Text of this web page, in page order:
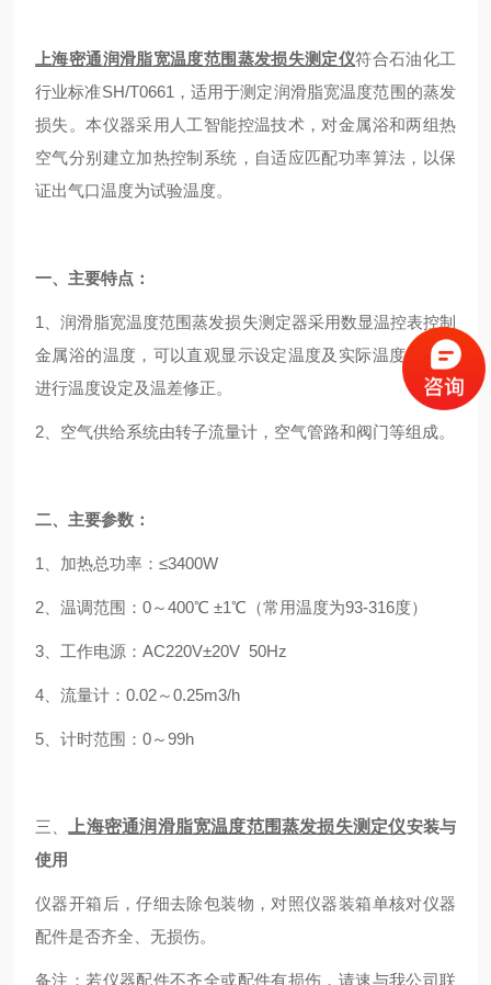
上海密通润滑脂宽温度范围蒸发损失测定仪符合石油化工
行业标准SH/T0661，适用于测定润滑脂宽温度范围的蒸发
损失。本仪器采用人工智能控温技术，对金属浴和两组热
空气分别建立加热控制系统，自适应匹配功率算法，以保
证出气口温度为试验温度。
一、主要特点：
1、润滑脂宽温度范围蒸发损失测定器采用数显温控表控制
金属浴的温度，可以直观显示设定温度及实际温度，易于
进行温度设定及温差修正。
2、空气供给系统由转子流量计，空气管路和阀门等组成。
二、主要参数：
1、加热总功率：≤3400W
2、温调范围：0～400℃ ±1℃（常用温度为93-316度）
3、工作电源：AC220V±20V 50Hz
4、流量计：0.02～0.25m3/h
5、计时范围：0～99h
三、 上海密通润滑脂宽温度范围蒸发损失测定仪安装与
使用
仪器开箱后，仔细去除包装物，对照仪器装箱单核对仪器
配件是否齐全、无损伤。
备注：若仪器配件不齐全或配件有损伤，请速与我公司联